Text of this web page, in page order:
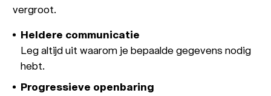
vergroot.
Heldere communicatie
Leg altijd uit waarom je bepaalde gegevens nodig
hebt.
Progressieve openbaring